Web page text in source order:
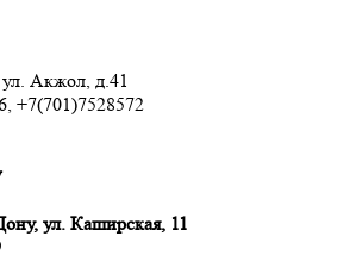
ул. Акжол, д.41
+7(701)7528572
ул. Каширская, 11